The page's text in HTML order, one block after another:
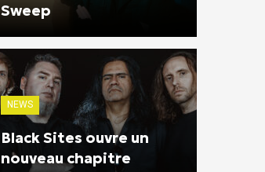
Sweep
NEWS
Black Sites ouvre un
nouveau chapitre